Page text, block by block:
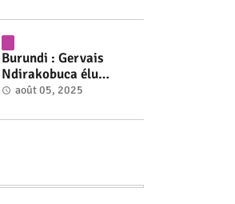
Burundi : Gervais
Ndirakobuca élu
président du Sénat
août 05, 2025